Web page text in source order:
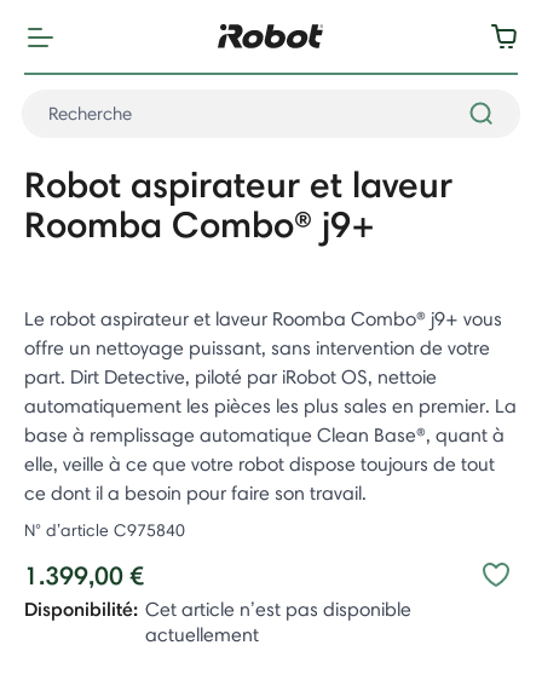
Robot aspirateur et laveur
Roomba Combo® j9+
Le robot aspirateur et laveur Roomba Combo® j9+ vous
offre un nettoyage puissant, sans intervention de votre
part. Dirt Detective, piloté par iRobot OS, nettoie
automatiquement les pièces les plus sales en premier. La
base à remplissage automatique Clean Base®, quant à
elle, veille à ce que votre robot dispose toujours de tout
ce dont il a besoin pour faire son travail.
N° d’article C975840
1.399,00 €
Disponibilité: Cet article n’est pas disponible
actuellement